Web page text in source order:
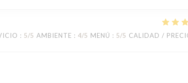
: 5/5 AMBIENTE : 4/5 MENÚ : 5/5 CALIDAD /